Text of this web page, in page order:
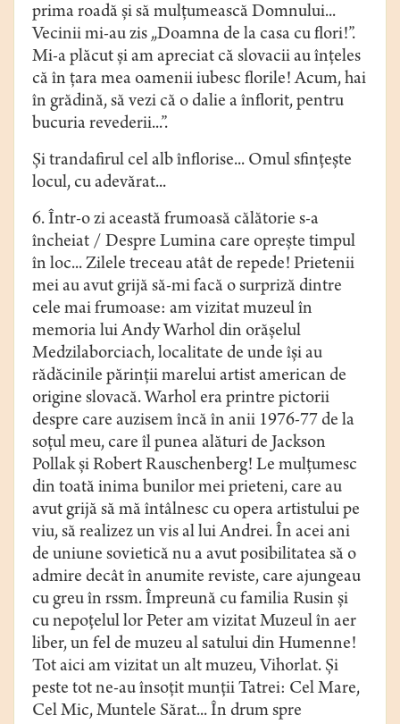
prima roadă şi să mulţumească Domnului...
Vecinii mi-au zis „Doamna de la casa cu flori!”.
Mi-a plăcut şi am apreciat că slovacii au înţeles
că în ţara mea oamenii iubesc florile! Acum, hai
în grădină, să vezi că o dalie a înflorit, pentru
bucuria revederii...”.
Şi trandafirul cel alb înflorise... Omul sfinţeşte
locul, cu adevărat...
6. Într-o zi această frumoasă călătorie s-a
încheiat / Despre Lumina care opreşte timpul
în loc... Zilele treceau atât de repede! Prietenii
mei au avut grijă să-mi facă o surpriză dintre
cele mai frumoase: am vizitat muzeul în
memoria lui Andy Warhol din orăşelul
Medzilaborciach, localitate de unde îşi au
rădăcinile părinţii marelui artist american de
origine slovacă. Warhol era printre pictorii
despre care auzisem încă în anii 1976-77 de la
soţul meu, care îl punea alături de Jackson
Pollak şi Robert Rauschenberg! Le mulţumesc
din toată inima bunilor mei prieteni, care au
avut grijă să mă întâlnesc cu opera artistului pe
viu, să realizez un vis al lui Andrei. În acei ani
de uniune sovietică nu a avut posibilitatea să o
admire decât în anumite reviste, care ajungeau
cu greu în rssm. Împreună cu familia Rusin şi
cu nepoţelul lor Peter am vizitat Muzeul în aer
liber, un fel de muzeu al satului din Humenne!
Tot aici am vizitat un alt muzeu, Vihorlat. Şi
peste tot ne-au însoţit munţii Tatrei: Cel Mare,
Cel Mic, Muntele Sărat... În drum spre